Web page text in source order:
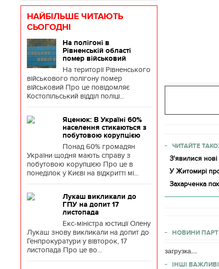
НАЙБІЛЬШЕ ЧИТАЮТЬ
СЬОГОДНІ
На полігоні в
Рівненській області
помер військовий
На території Рівненського
військового полігону помер
військовий Про це повідомляє
Костопільський відділ поліці...
Яценюк: В Україні 60%
населення стикаються з
побутовою корупцією
Понад 60% громадян
України щодня мають справу з
побутовою корупцією Про це в
понеділок у Києві на відкритті мі...
Лукаш викликали до
ГПУ на допит 17
листопада
Екс-міністра юстиції Олену
Лукаш знову викликали на допит до
Генпрокуратури у вівторок, 17
листопада Про це во...
ЧИТАЙТЕ
З'явилися
У Житомирі
Захарченка
НОВИНИ
загрузка...
ІНШІ